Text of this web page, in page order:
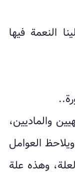
النعمة فيها
والماديين،
العوامل
وهذه علة